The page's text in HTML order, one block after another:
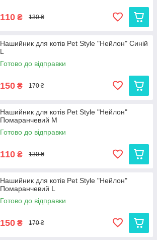
110 ₴ 130 ₴
Нашийник для котів Pet Style "Нейлон" Синій
L
Готово до відправки
150 ₴ 170 ₴
Нашийник для котів Pet Style "Нейлон"
Помаранчевий M
Готово до відправки
110 ₴ 130 ₴
Нашийник для котів Pet Style "Нейлон"
Помаранчевий L
Готово до відправки
150 ₴ 170 ₴